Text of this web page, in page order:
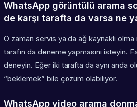
WhatsApp görüntülü arama
de karşı tarafta da varsa ne
O zaman servis ya da ağ kaynaklı olma
tarafın da deneme yapmasını isteyin.
deneyin. Eğer iki tarafta da aynı anda
“beklemek” bile çözüm olabiliyor.
WhatsApp video arama